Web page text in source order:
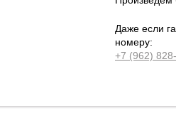
Даже если
номеру:
+7 (962)